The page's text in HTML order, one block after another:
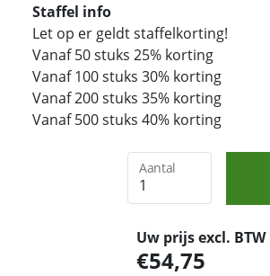
Staffel info
Let op er geldt staffelkorting!
Vanaf 50 stuks 25% korting
Vanaf 100 stuks 30% korting
Vanaf 200 stuks 35% korting
Vanaf 500 stuks 40% korting
Aantal
Uw prijs excl. BTW
54,75